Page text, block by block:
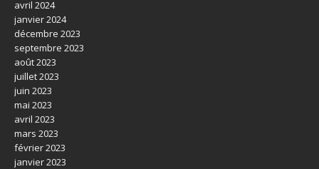
avril 2024
janvier 2024
décembre 2023
septembre 2023
août 2023
juillet 2023
juin 2023
mai 2023
avril 2023
mars 2023
février 2023
janvier 2023